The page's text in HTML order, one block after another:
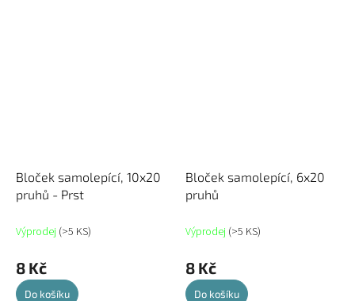
Bloček samolepící, 10x20
pruhů - Prst
Výprodej (>5 KS)
8 Kč
Do košíku
Bloček samolepící, 6x20
pruhů
Výprodej (>5 KS)
8 Kč
Do košíku